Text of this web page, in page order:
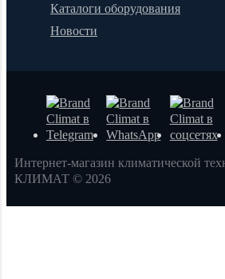
Каталоги оборудования
Новости
Интернет-магазин климатической
КЛИМАТ © 2026